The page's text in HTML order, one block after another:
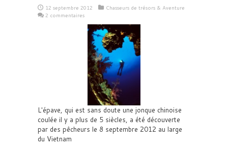
12 septembre 2012
Chasseurs de trésors & Aventure
2 commentaires
L'épave, qui est sans doute une jonque chinoise
coulée il y a plus de 5 siècles, a été découverte
par des pêcheurs le 8 septembre 2012 au large
du Vietnam